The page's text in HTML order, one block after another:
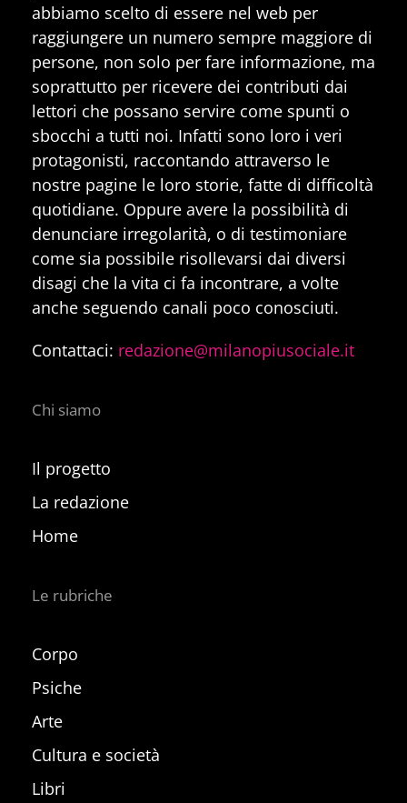
abbiamo scelto di essere nel web per
raggiungere un numero sempre maggiore di
persone, non solo per fare informazione, ma
soprattutto per ricevere dei contributi dai
lettori che possano servire come spunti o
sbocchi a tutti noi. Infatti sono loro i veri
protagonisti, raccontando attraverso le
nostre pagine le loro storie, fatte di difficoltà
quotidiane. Oppure avere la possibilità di
denunciare irregolarità, o di testimoniare
come sia possibile risollevarsi dai diversi
disagi che la vita ci fa incontrare, a volte
anche seguendo canali poco conosciuti.
Contattaci: redazione@milanopiusociale.it
Chi siamo
Il progetto
La redazione
Home
Le rubriche
Corpo
Psiche
Arte
Cultura e società
Libri